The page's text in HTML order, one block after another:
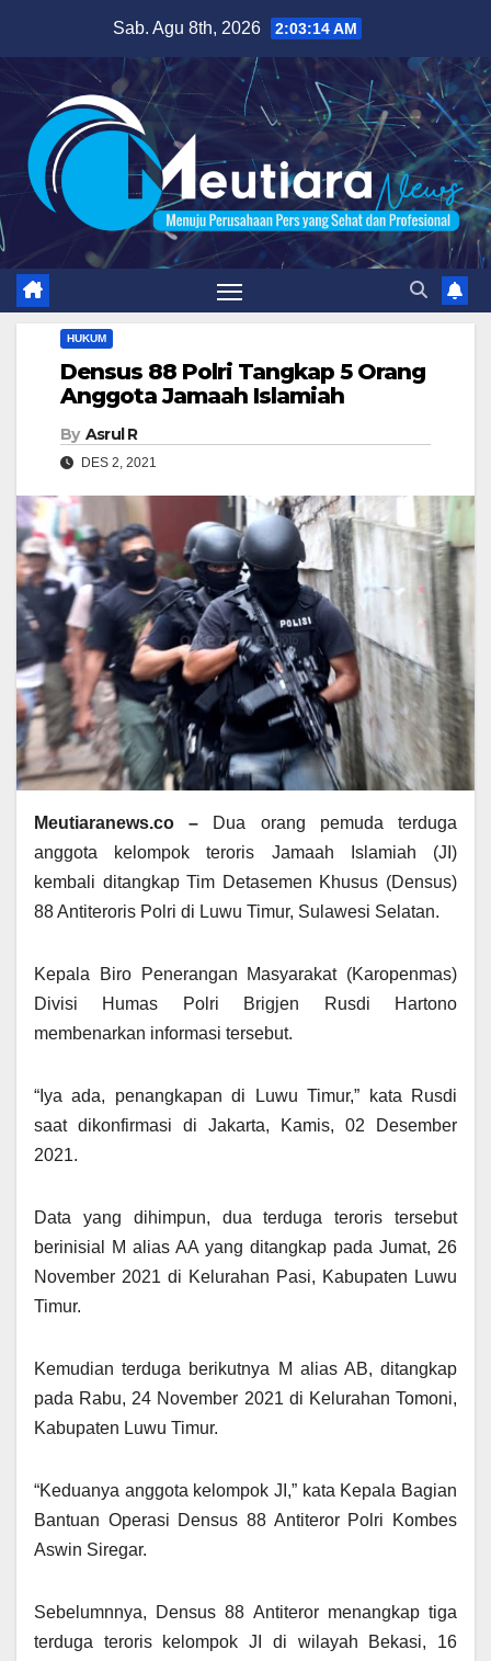
content
Sab. Agu 8th, 2026 2:03:15 AM
HUKUM
Densus 88 Polri Tangkap 5 Orang
Anggota Jamaah Islamiah
By Asrul R
DES 2, 2021
Meutiaranews.co – Dua orang pemuda terduga
anggota kelompok teroris Jamaah Islamiah (JI)
kembali ditangkap Tim Detasemen Khusus (Densus)
88 Antiteroris Polri di Luwu Timur, Sulawesi Selatan.
Kepala Biro Penerangan Masyarakat (Karopenmas)
Divisi Humas Polri Brigjen Rusdi Hartono
membenarkan informasi tersebut.
“Iya ada, penangkapan di Luwu Timur,” kata Rusdi
saat dikonfirmasi di Jakarta, Kamis, 02 Desember
2021.
Data yang dihimpun, dua terduga teroris tersebut
berinisial M alias AA yang ditangkap pada Jumat, 26
November 2021 di Kelurahan Pasi, Kabupaten Luwu
Timur.
Kemudian terduga berikutnya M alias AB, ditangkap
pada Rabu, 24 November 2021 di Kelurahan Tomoni,
Kabupaten Luwu Timur.
“Keduanya anggota kelompok JI,” kata Kepala Bagian
Bantuan Operasi Densus 88 Antiteror Polri Kombes
Aswin Siregar.
Sebelumnnya, Densus 88 Antiteror menangkap tiga
terduga teroris kelompok JI di wilayah Bekasi, 16